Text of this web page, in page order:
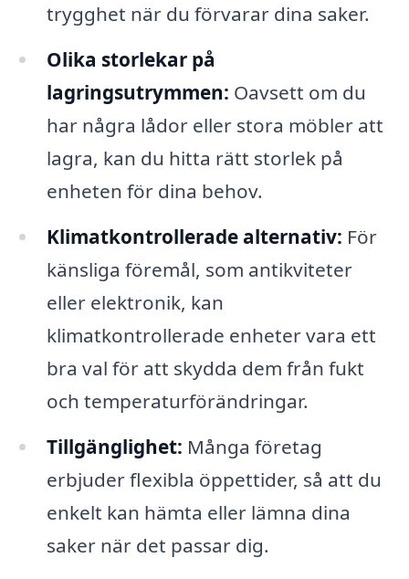
trygghet när du förvarar dina saker.
Olika storlekar på
lagringsutrymmen: Oavsett om du
har några lådor eller stora möbler att
lagra, kan du hitta rätt storlek på
enheten för dina behov.
Klimatkontrollerade alternativ: För
känsliga föremål, som antikviteter
eller elektronik, kan
klimatkontrollerade enheter vara ett
bra val för att skydda dem från fukt
och temperaturförändringar.
Tillgänglighet: Många företag
erbjuder flexibla öppettider, så att du
enkelt kan hämta eller lämna dina
saker när det passar dig.